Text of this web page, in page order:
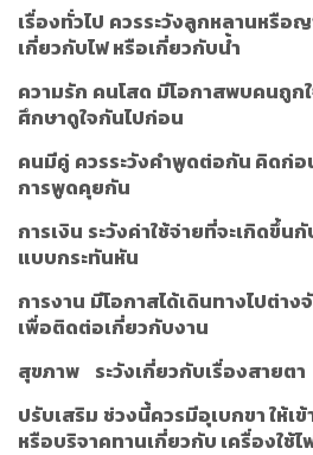
เรื่องทั่วไป ควรระวังลูกหลานหรือ
เกี่ยวกับไฟ หรือเกี่ยวกับน้ำ
ความรัก คนโสด มีโอกาสพบคนถูก
ศึกษาดูใจกันไปก่อน
คนมีคู่ ควรระวังคำพูดต่อกัน คิดก่
การพูดคุยกัน
การเงิน ระวังค่าใช้จ่ายที่จะเกิดขึ้
แบบกระทันหัน
การงาน มีโอกาสได้เดินทางไปต่า
เพื่อติดต่อเกี่ยวกับงาน
สุขภาพ ระวังเกี่ยวกับเรื่องสายตา
ปรับเสริม ช่วงนี้ควรมีอุเบกขา ให้เ
หรือบริจาคทานเกี่ยวกับ เครื่องใช้